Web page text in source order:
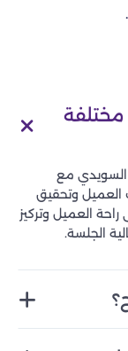
مختلفة
السويدي مع
العميل وتحقيق
العميل وتركيز
الجلسة.